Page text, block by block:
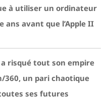
à utiliser un ordinateur
ans avant que l’Apple II
a risqué tout son empire
360, un pari chaotique
ses futures